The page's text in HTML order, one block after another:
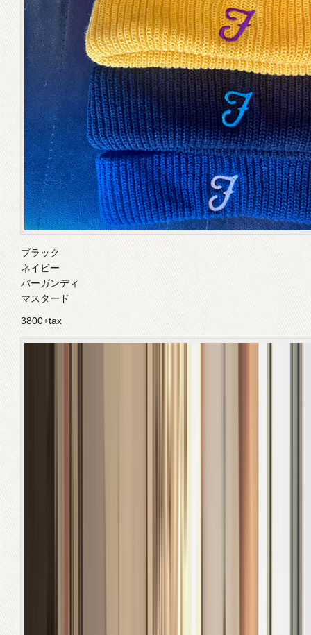
ブラック
ネイビー
バーガンディ
マスタード
3800+tax